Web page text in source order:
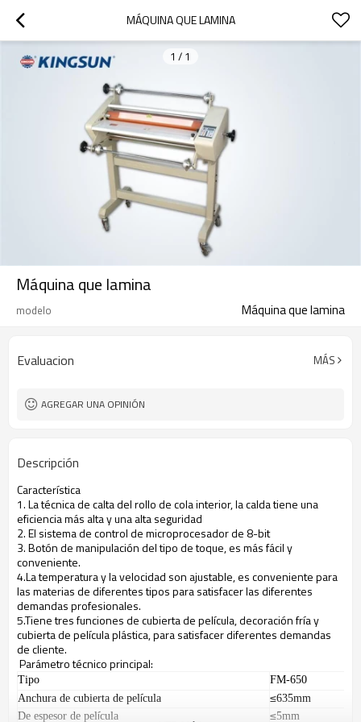
MÁQUINA QUE LAMINA
1 / 1
Máquina que lamina
modelo Máquina que lamina
Evaluacion MÁS
AGREGAR UNA OPINIÓN
Descripción
Característica
1. La técnica de calta del rollo de cola interior, la calda tiene una
eficiencia más alta y una alta seguridad
2. El sistema de control de microprocesador de 8-bit
3. Botón de manipulación del tipo de toque, es más fácil y
conveniente.
4.La temperatura y la velocidad son ajustable, es conveniente para
las materias de diferentes tipos para satisfacer las diferentes
demandas profesionales.
5.Tiene tres funciones de cubierta de película, decoración fría y
cubierta de película plástica, para satisfacer diferentes demandas
de cliente.
Parámetro técnico principal:
Tipo
FM-650
Anchura de cubierta de película ≤635mm
De espesor de película ≤5mm